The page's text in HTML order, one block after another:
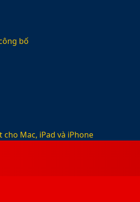
bố
Mac, iPad và iPhone